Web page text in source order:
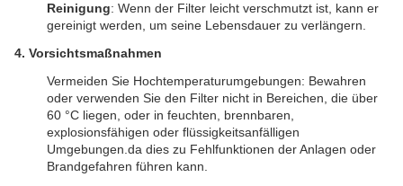
Reinigung: Wenn der Filter leicht verschmutzt ist, kann er
gereinigt werden, um seine Lebensdauer zu verlängern.
4. Vorsichtsmaßnahmen
Vermeiden Sie Hochtemperaturumgebungen: Bewahren
oder verwenden Sie den Filter nicht in Bereichen, die über
60 °C liegen, oder in feuchten, brennbaren,
explosionsfähigen oder flüssigkeitsanfälligen
Umgebungen.da dies zu Fehlfunktionen der Anlagen oder
Brandgefahren führen kann.